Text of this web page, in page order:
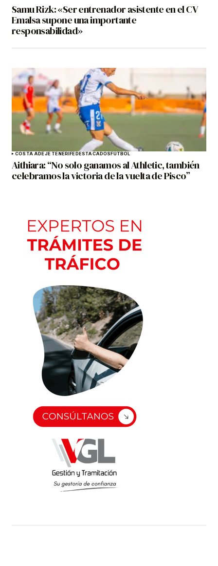
Samu Rizk: «Ser entrenador asistente en el CV
Emalsa supone una importante
responsabilidad»
COSTA ADEJE TENERIFEDESTACADOSFÚTBOL
Aithiara: “No solo ganamos al Athletic, también
celebramos la victoria de la vuelta de Pisco”